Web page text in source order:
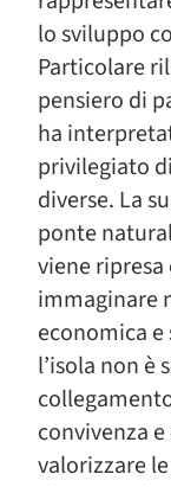
lo sviluppo
Particolare
pensiero di
ha
privilegiato
diverse. La
ponte
viene
immaginare
economica
l’isola non
convivenza
valorizzare